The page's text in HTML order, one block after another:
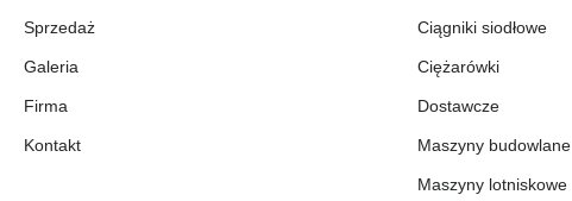
Sprzedaż
Galeria
Firma
Kontakt
Ciągniki siodłowe
Ciężarówki
Dostawcze
Maszyny budowlane
Maszyny lotniskowe